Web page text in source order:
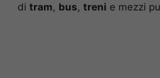
di tram, bus, treni e mezzi